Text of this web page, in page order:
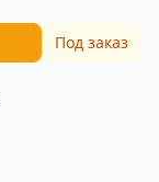
Под заказ